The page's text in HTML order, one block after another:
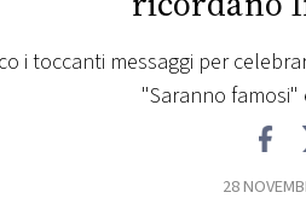
i toccanti messaggi per
"Saranno
28